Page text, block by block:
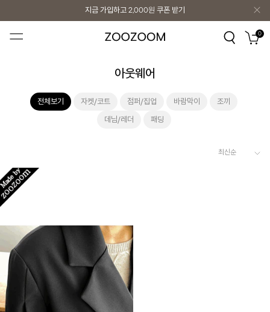
지금 가입하고 2,000원 쿠폰 받기
지금 가입하고 2,000원 쿠폰 받기 0
아웃웨어
전체보기 자켓/코트 점퍼/집업 바람막이 조끼
데님/레더 패딩